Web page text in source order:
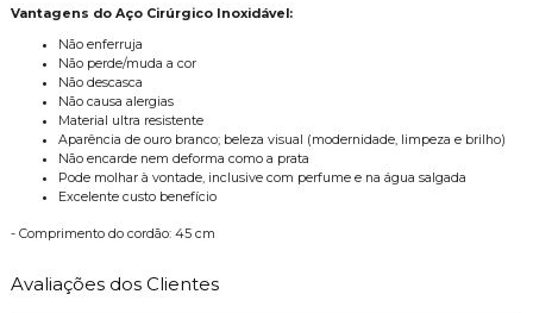
Vantagens do Aço Cirúrgico Inoxidável:
Não enferruja
Não perde/muda a cor
Não descasca
Não causa alergias
Material ultra resistente
Aparência de ouro branco; beleza visual (modernidade, limpeza e brilho)
Não encarde nem deforma como a prata
Pode molhar à vontade, inclusive com perfume e na água salgada
Excelente custo benefício
- Comprimento do cordão: 45 cm
Avaliações dos Clientes